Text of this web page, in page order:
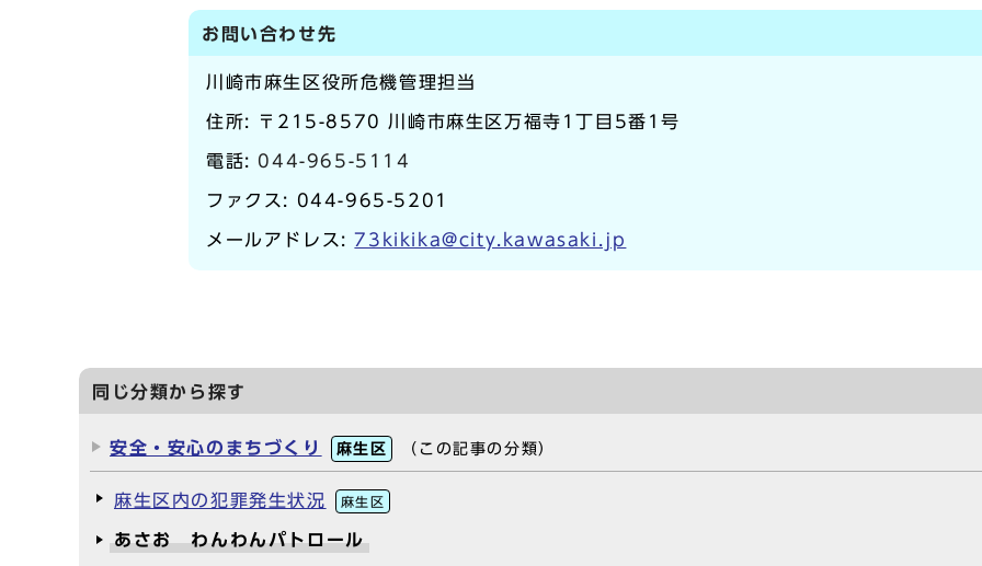
お問い合わせ先
川崎市麻生区役所危機管理担当
住所: 〒215-8570 川崎市麻生区万福寺1丁目5番1号
電話: 044-965-5114
ファクス: 044-965-5201
メールアドレス:73kikika@city.kawasaki.jp
同じ分類から探す
安全・安心のまちづくり 麻生区 （この記事の分類）
麻生区内の犯罪発生状況 麻生区
あさお わんわんパトロール